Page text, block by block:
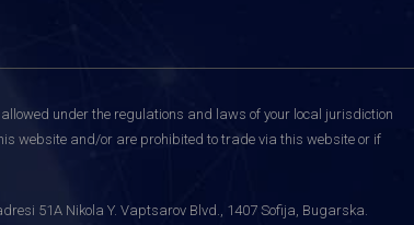
under the regulations and laws of your local jurisdiction
website and/or are prohibited to trade via this website or if
51A Nikola Y. Vaptsarov Blvd., 1407 Sofija, Bugarska.